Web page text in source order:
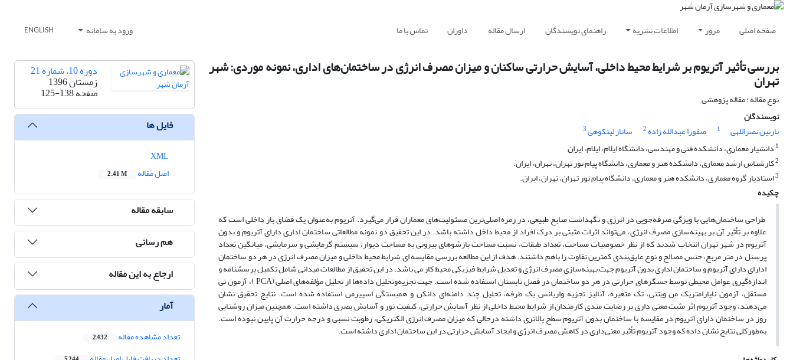
صفحه اصلی مرور اطلاعات نشریه راهنمای نویسندگان ارسال مقاله داوران تماس با ما ورود به سامانه ENGLISH
بررسی تأثیر آتریوم بر شرایط محیط داخلی، آسایش حرارتی ساکنان و میزان مصرف انرژی در ساختمان‌های اداری، نمونه موردی: شهر
تهران
نوع مقاله : مقاله پژوهشی
نویسندگان
نازنین نصراللهی
1 صفورا عبدالله زاده2 ساناز لیتکوهی3
1 دانشیار معماری، دانشکده فنی و مهندسی، دانشگاه ایلام، ایلام، ایران
2کارشناس ارشد معماری، دانشکده هنر و معماری، دانشگاه پیام نور تهران، تهران، ایران.
3استادیار گروه معماری، دانشکده هنر و معماری، دانشگاه پیام نور تهران، تهران، ایران.
چکیده
طراحی ساختمان‌هایی با ویژگی صرفه‌جویی در انرژی و نگهداشت منابع طبیعی، در زمره اصلی‌ترین مسئولیت‌های معماران قرار می‌گیرد. آتریوم به‌عنوان یک فضای باز داخلی است که
علاوه بر تأثیر آن بر بهینه‌سازی مصرف انرژی، می‌تواند اثرات مثبتی بر درک افراد از محیط داخل داشته باشد. در این تحقیق دو نمونه مطالعاتی ساختمان اداری دارای آتریوم و بدون
آتریوم در شهر تهران انتخاب شدند که از نظر خصوصیات مساحت، تعداد طبقات، نسبت مساحت بازشوهای بیرونی به مساحت دیوار، سیستم گرمایشی و سرمایشی، میانگین تعداد
پرسنل در متر مربع، جنس مصالح و نوع عایق‌بندی کمترین تفاوت را باهم داشتند. هدف از این مطالعه بررسی مقایسه ای شرایط محیط داخلی و میزان مصرف انرژی در هر دو ساختمان
ادارای دارای آتریوم و ساختمان اداری بدون آتریوم جهت بهینه‌سازی مصرف انرژی و تعدیل شرایط فیزیکی محیط کار می باشد. در این تحقیق از مطالعات میدانی شامل تکمیل پرسشنامه و
اندازه‌گیری عوامل محیطی توسط حسگرهای حرارتی در هر دو ساختمان در فصل تابستان استفاده شده است. جهت تجزیه‌وتحلیل داده‌ها از تحلیل مؤلفه‌های اصلی (PCA )، آزمون تی
مستقل، آزمون ناپارامتریک من ویتنی، تک متغیره، آنالیز تجزیه واریانس یک طرفه، تحلیل چند دامنه‌ای دانکن و همبستگی اسپیرمن استفاده شده است. نتایج تحقیق نشان
می‌دهند، وجود آتریوم اثر مثبت معنی داری بر رضایت مندی کارمندان از شرایط محیط داخلی از نظر آسایش حرارتی، کیفیت نور و آسایش بصری داشته است. همچنین میزان روشنایی
روز در ساختمان دارای آتریوم در مقایسه با ساختمان بدون آتریوم سطح بالاتری داشته درحالی که میزان مصرف انرژی الکتریکی، رطوبت نسبی و درجه حرارت آن پایین نبوده است.
به‌طورکلی نتایج نشان داده که وجود آتریوم تأثیر معنی‌داری در کاهش مصرف انرژی و ایجاد آسایش حرارتی در این ساختمان اداری داشته است.
دوره 10، شماره 21
زمستان 1396
صفحه125-138
فایل ها
اصل مقاله
2.41 M
سابقه مقاله
هم رسانی
ارجاع به این مقاله
آمار
تعداد مشاهده مقاله 2,432